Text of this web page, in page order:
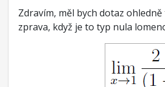
Zdravím, měl bych dotaz
zprava, když je to typ nula